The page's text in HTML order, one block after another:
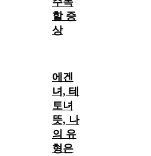
할 증
상
에겐
녀, 테
토녀
뜻, 나
의 유
형은